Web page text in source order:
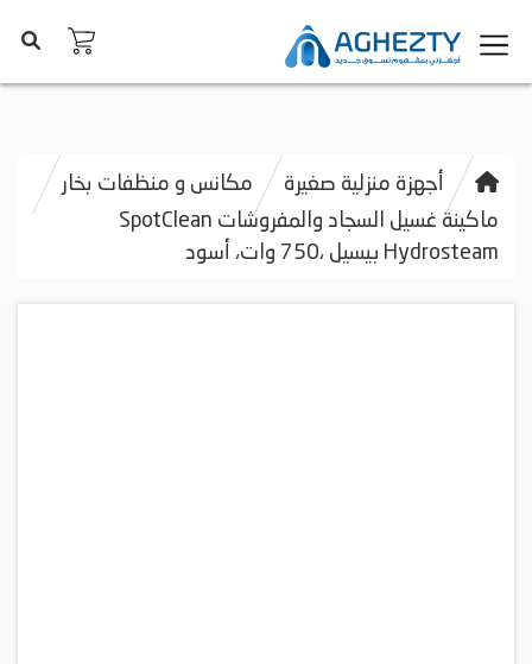
أجهزة منزلية صغيرة
مكانس و منظفات بخار
ماكينة غسيل السجاد والمفروشات SpotClean
Hydrosteam بيسيل ،750 وات، أسود